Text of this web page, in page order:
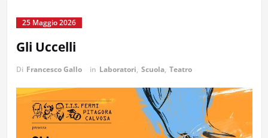
25 Maggio 2026
Gli Uccelli
Di Francesco Gallo in Laboratori, Scuola, Teatro